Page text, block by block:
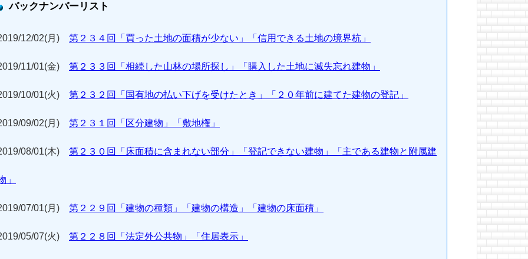
バックナンバーリスト
12/02(月)第２３４回「買った土地の面積が少ない」「信用できる土地の境界杭」
11/01(金)第２３３回「相続した山林の場所探し」「購入した土地に滅失忘れ建物」
10/01(火)第２３２回「国有地の払い下げを受けたとき」「２０年前に建てた建物の登記」
09/02(月)第２３１回「区分建物」「敷地権」
08/01(木)第２３０回「床面積に含まれない部分」「登記できない建物」「主である建物と附属建
」
07/01(月)第２２９回「建物の種類」「建物の構造」「建物の床面積」
05/07(火)第２２８回「法定外公共物」「住居表示」